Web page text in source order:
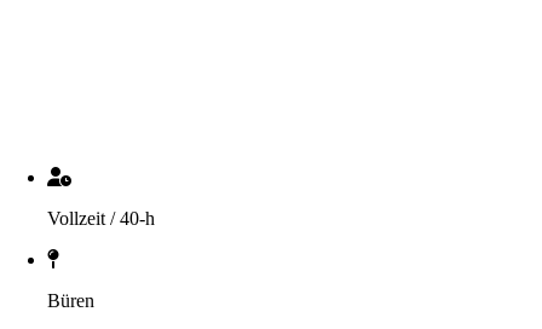
Vollzeit / 40-h
Büren